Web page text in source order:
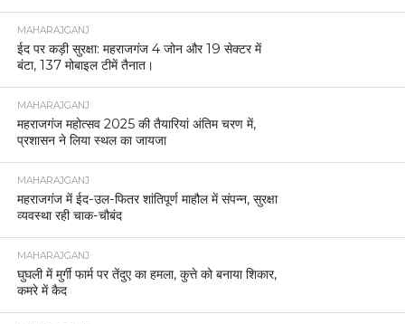
MAHARAJGANJ
ईद पर कड़ी सुरक्षा: महराजगंज 4 जोन और 19 सेक्टर में
बंटा, 137 मोबाइल टीमें तैनात।
MAHARAJGANJ
महराजगंज महोत्सव 2025 की तैयारियां अंतिम चरण में,
प्रशासन ने लिया स्थल का जायजा
MAHARAJGANJ
महराजगंज में ईद-उल-फितर शांतिपूर्ण माहौल में संपन्न, सुरक्षा
व्यवस्था रही चाक-चौबंद
MAHARAJGANJ
घुघली में मुर्गी फार्म पर तेंदुए का हमला, कुत्ते को बनाया शिकार,
कमरे में कैद